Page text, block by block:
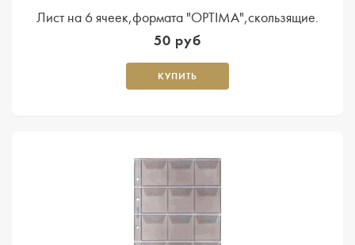
Лист на 6 ячеек,формата "OPTIMA",скользящие.
50 руб
КУПИТЬ